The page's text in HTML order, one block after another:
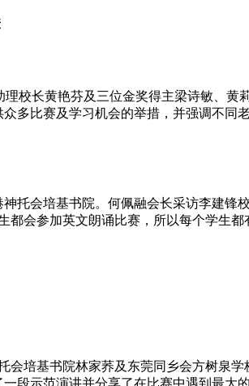
长黄艳芬及三位金奖得主梁诗敏、黄
多比赛及学习机会的举措，并强调不
会培基书院。何佩融会长采访李建锋
会参加英文朗诵比赛，所以每个学生都
培基书院林家荞及东莞同乡会方树泉
段示范演讲并分享了在比赛中遇到最大